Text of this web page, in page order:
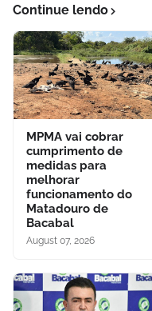
Continue lendo
MPMA vai cobrar
cumprimento de
medidas para
melhorar
funcionamento do
Matadouro de
Bacabal
August 07, 2026